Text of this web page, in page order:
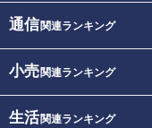
通信関連ランキング
小売関連ランキング
生活関連ランキング